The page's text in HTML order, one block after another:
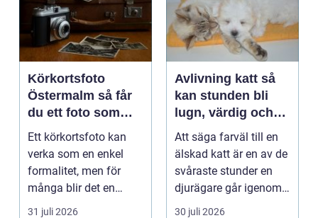
Körkortsfoto
Östermalm så får
du ett foto som
alltid blir godkänt
Ett körkortsfoto kan
verka som en enkel
formalitet, men för
många blir det en
oväntad källa till str...
31 juli 2026
Avlivning katt så
kan stunden bli
lugn, värdig och
trygg
Att säga farväl till en
älskad katt är en av de
svåraste stunder en
djurägare går igenom.
Beslutet o...
30 juli 2026